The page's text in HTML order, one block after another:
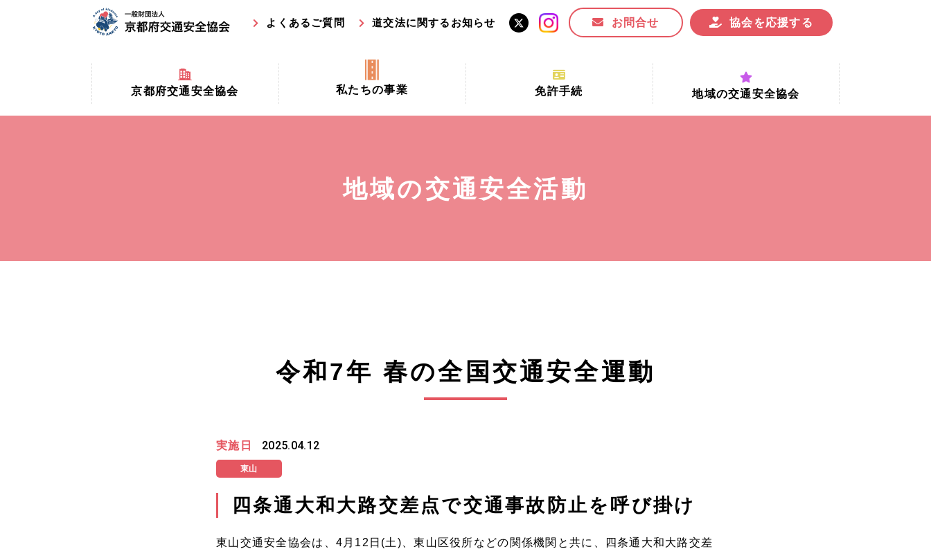
よくあるご質問 道交法に関するお知らせ お問合せ 協会を応援する
京都府交通安全協会
京都府交通安全協会とは？
私たちの事業
京都府交通安全活動推進センター事業
交通安全協力金の活用事業
免許手続
手続場所の対象者及び受付時間
講習時間
地域の交通安全協会
地域の交通安全活動
令和7年 春の全国交通安全運動
実施日 2025.04.12
東山
四条通大和大路交差点で交通事故防止を呼び掛け
東山交通安全協会は、4月12日(土)、東山区役所などの関係機関と共に、四条通大和大路交差